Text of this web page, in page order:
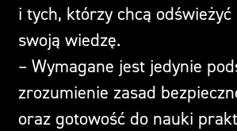
i tych, którzy chcą odświeżyć
swoją wiedzę.
– Wymagane jest jedynie
zrozumienie zasad
oraz gotowość do nauki